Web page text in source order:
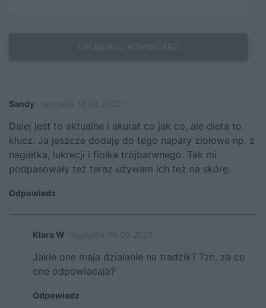
Sandy
Dalej jest to aktualne i akurat co jak co, ale dieta to
klucz. Ja jeszcze dodaję do tego napary ziołowe np. z
nagietka, lukrecji i fiołka trójbarwnego. Tak mi
podpasowały też teraz używam ich też na skórę.
Odpowiedz
Klara W
Jakie one maja dzialanie na tradzik? Tzn. za co
one odpowiadaja?
Odpowiedz